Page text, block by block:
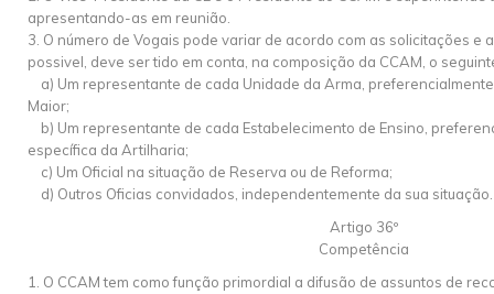
apresentando-as em reunião.
3. O número de Vogais pode variar de acordo com as solicitações e
possivel, deve ser tido em conta, na composição da CCAM, o
a) Um representante de cada Unidade da Arma,
Maior;
b) Um representante de cada Estabelecimento de Ensino,
específica da Artilharia;
c) Um Oficial na situação de Reserva ou de Reforma;
d) Outros Oficias convidados, independentemente da sua situação.
Artigo 36º
Competência
1. O CCAM tem como função primordial a difusão de assuntos de